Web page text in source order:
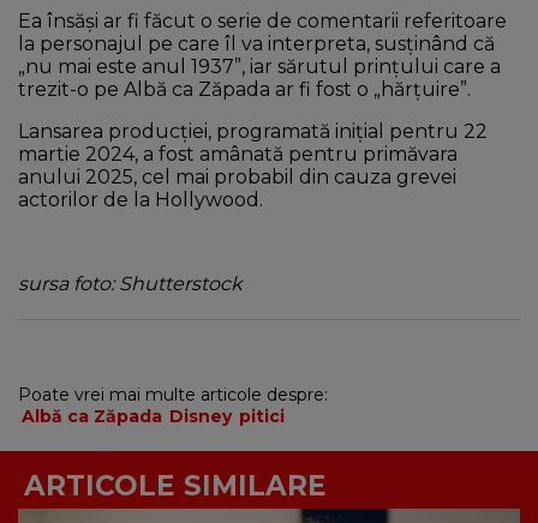
Ea însăși ar fi făcut o serie de comentarii referitoare
la personajul pe care îl va interpreta, susținând că
„nu mai este anul 1937”, iar sărutul prinţului care a
trezit-o pe Albă ca Zăpada ar fi fost o „hărţuire”.
Lansarea producției, programată inițial pentru 22
martie 2024, a fost amânată pentru primăvara
anului 2025, cel mai probabil din cauza grevei
actorilor de la Hollywood.
sursa foto: Shutterstock
Poate vrei mai multe articole despre:
Albă ca Zăpada Disney pitici
ARTICOLE SIMILARE